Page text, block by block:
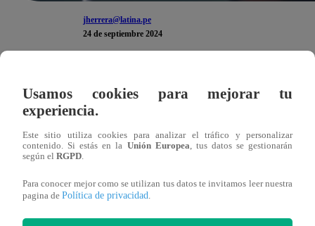
jherrera@latina.pe
24 de septiembre 2024
importante. Todo esto a raíz de la llegada de José
“Quiero contarle que su papá y yo hemos conversado
quedar con nosotros un tiempo”,
Usamos cookies para mejorar tu
experiencia.
Este sitio utiliza cookies para analizar el tráfico y personalizar
contenido. Si estás en la Unión Europea, tus datos se gestionarán
según el RGPD.
Para conocer mejor como se utilizan tus datos te invitamos leer nuestra
pagina de Política de privacidad.